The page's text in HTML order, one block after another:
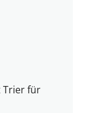
Trier für